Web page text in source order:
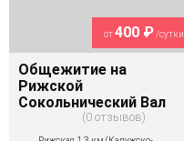
от400 ₽/сутки
Общежитие на
Рижской
Сокольнический Вал
0 отзывов